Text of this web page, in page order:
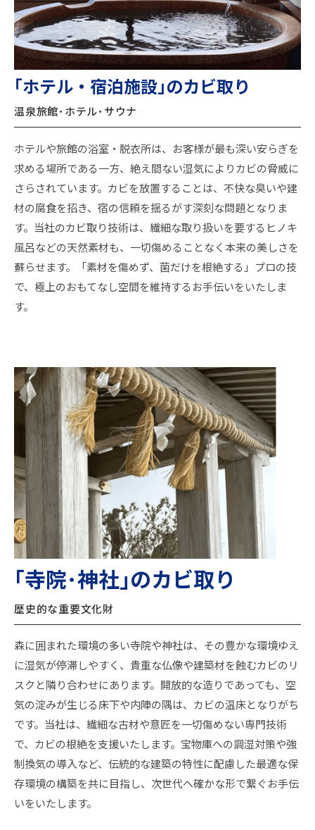
｢ホテル・宿泊施設｣のカビ取り
温泉旅館･ホテル･サウナ
ホテルや旅館の浴室・脱衣所は、お客様が最も深い安らぎを
求める場所である一方、絶え間ない湿気によりカビの脅威に
さらされています。カビを放置することは、不快な臭いや建
材の腐食を招き、宿の信頼を揺るがす深刻な問題となりま
す。当社のカビ取り技術は、繊細な取り扱いを要するヒノキ
風呂などの天然素材も、一切傷めることなく本来の美しさを
蘇らせます。「素材を傷めず、菌だけを根絶する」プロの技
で、極上のおもてなし空間を維持するお手伝いをいたしま
す。
｢寺院･神社｣のカビ取り
歴史的な重要文化財
森に囲まれた環境の多い寺院や神社は、その豊かな環境ゆえ
に湿気が停滞しやすく、貴重な仏像や建築材を蝕むカビのリ
スクと隣り合わせにあります。開放的な造りであっても、空
気の淀みが生じる床下や内陣の隅は、カビの温床となりがち
です。当社は、繊細な古材や意匠を一切傷めない専門技術
で、カビの根絶を支援いたします。宝物庫への調湿対策や強
制換気の導入など、伝統的な建築の特性に配慮した最適な保
存環境の構築を共に目指し、次世代へ確かな形で繋ぐお手伝
いをいたします。